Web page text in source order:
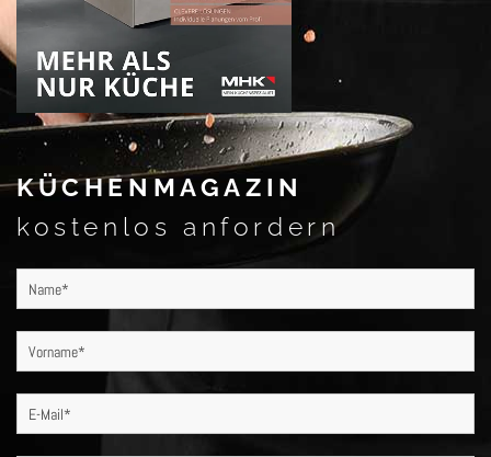
KÜCHENMAGAZIN
kostenlos anfordern